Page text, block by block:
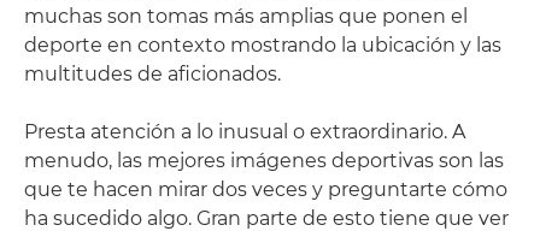
muchas son tomas más amplias que ponen el
deporte en contexto mostrando la ubicación y las
multitudes de aficionados.
Presta atención a lo inusual o extraordinario. A
menudo, las mejores imágenes deportivas son las
que te hacen mirar dos veces y preguntarte cómo
ha sucedido algo. Gran parte de esto tiene que ver